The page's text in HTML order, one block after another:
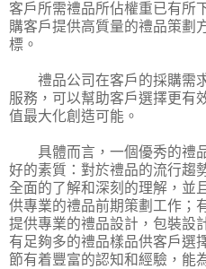
客戶所需禮品所佔權重已有所
購客戶提供高質量的禮品策劃
標。
禮品公司在客戶的採購需
服務，可以幫助客戶選擇更有
值最大化創造可能。
具體而言，一個優秀的禮品
好的素質：對於禮品的流行趨
全面的了解和深刻的理解，並
供專業的禮品前期策劃工作；
提供專業的禮品設計，包裝設
有足夠多的禮品樣品供客戶選
節有着豐富的認知和經驗，能